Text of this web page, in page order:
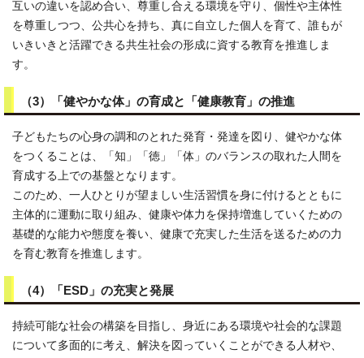
互いの違いを認め合い、尊重し合える環境を守り、個性や主体性
を尊重しつつ、公共心を持ち、真に自立した個人を育て、誰もが
いきいきと活躍できる共生社会の形成に資する教育を推進しま
す。
（3）「健やかな体」の育成と「健康教育」の推進
子どもたちの心身の調和のとれた発育・発達を図り、健やかな体
をつくることは、「知」「徳」「体」のバランスの取れた人間を
育成する上での基盤となります。
このため、一人ひとりが望ましい生活習慣を身に付けるとともに
主体的に運動に取り組み、健康や体力を保持増進していくための
基礎的な能力や態度を養い、健康で充実した生活を送るための力
を育む教育を推進します。
（4）「ESD」の充実と発展
持続可能な社会の構築を目指し、身近にある環境や社会的な課題
について多面的に考え、解決を図っていくことができる人材や、